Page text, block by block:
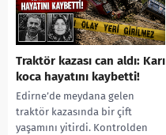
Traktör kazası can aldı: Karı
koca hayatını kaybetti!
Edirne’de meydana gelen
traktör kazasında bir çift
yaşamını yitirdi. Kontrolden